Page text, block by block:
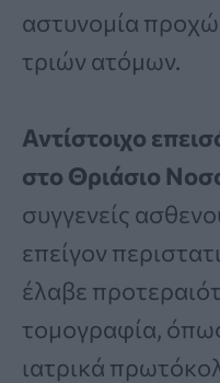
αστυνομία
τριών ατόμων.
Αντίστοιχο
στο Θριάσιο
συγγενείς
επείγον
έλαβε
τομογραφία,
ιατρικά